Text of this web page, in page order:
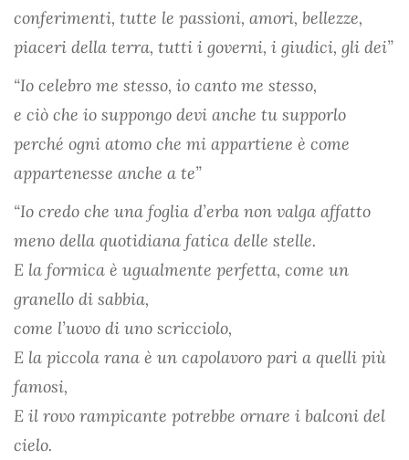
conferimenti, tutte le passioni, amori, bellezze,
piaceri della terra, tutti i governi, i giudici, gli dei”
“Io celebro me stesso, io canto me stesso,
e ciò che io suppongo devi anche tu supporlo
perché ogni atomo che mi appartiene è come
appartenesse anche a te”
“Io credo che una foglia d’erba non valga affatto
meno della quotidiana fatica delle stelle.
E la formica è ugualmente perfetta, come un
granello di sabbia,
come l’uovo di uno scricciolo,
E la piccola rana è un capolavoro pari a quelli più
famosi,
E il rovo rampicante potrebbe ornare i balconi del
cielo.